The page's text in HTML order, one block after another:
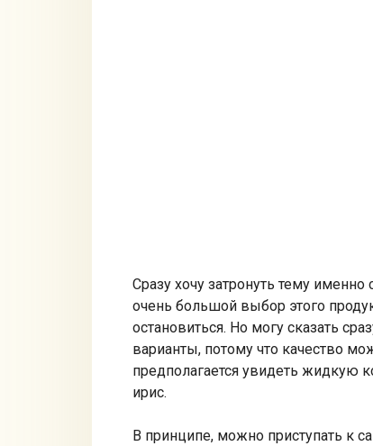
Сразу хочу затронуть тему
очень большой выбор этого
остановиться. Но могу сказать
варианты, потому что качество
предполагается увидеть жидкую
ирис.
В принципе, можно приступать к